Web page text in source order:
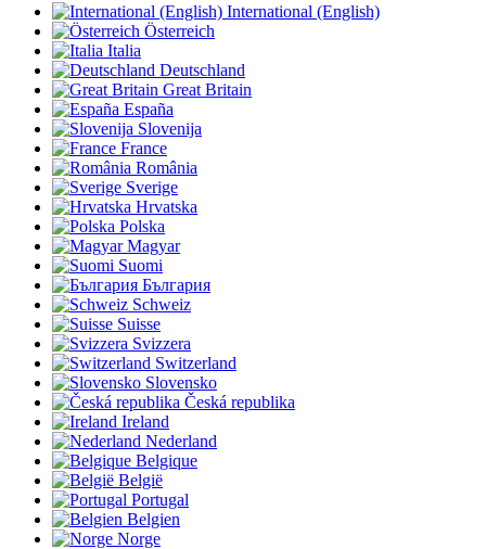
International (English)
Österreich
Italia
Deutschland
Great Britain
España
Slovenija
France
România
Sverige
Hrvatska
Polska
Magyar
Suomi
България
Schweiz
Suisse
Svizzera
Switzerland
Slovensko
Česká republika
Ireland
Nederland
Belgique
België
Portugal
Belgien
Norge